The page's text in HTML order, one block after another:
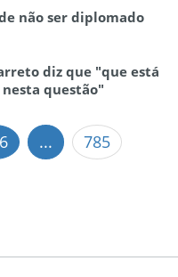
não ser diplomado
diz que "que está
questão"
...
785